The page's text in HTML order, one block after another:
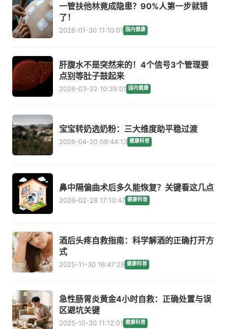
一管扶他林竟成隐患？90%人第一步就错
了！
2026-01-30 11:10:01 国内健康
肝腹水不是突然来的！4个信号3个管理要
点别等肚子鼓起来
2026-03-22 10:35:01 国内健康
宝宝转奶选奶粉：三大维度助平稳过渡
2026-04-20 09:44:13 健康科普
鼻中隔偏曲术后多久能恢复？关键看这几点
2026-02-28 17:10:47 健康科普
酒后头疼自救指南：科学解酒的正确打开方
式
2025-11-30 16:47:28 健康科普
急性肠胃炎黄金4小时自救：正确处置与误
区避坑关键
2025-10-30 11:12:01 健康科普